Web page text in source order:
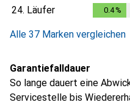
24. Läufer 0.4%
Alle 37 Marken vergleichen
Garantiefalldauer
So lange dauert eine
Servicestelle bis